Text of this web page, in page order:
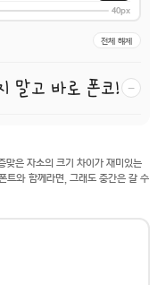
40px
전체 해제
말고 바로 폰코! −
맞은 자소의 크기 차이가 재미있는
트와 함께라면, 그래도 중간은 갈 수